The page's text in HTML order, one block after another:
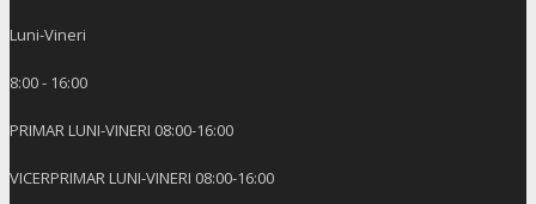
Luni-Vineri
8:00 - 16:00
PRIMAR LUNI-VINERI 08:00-16:00
VICERPRIMAR LUNI-VINERI 08:00-16:00